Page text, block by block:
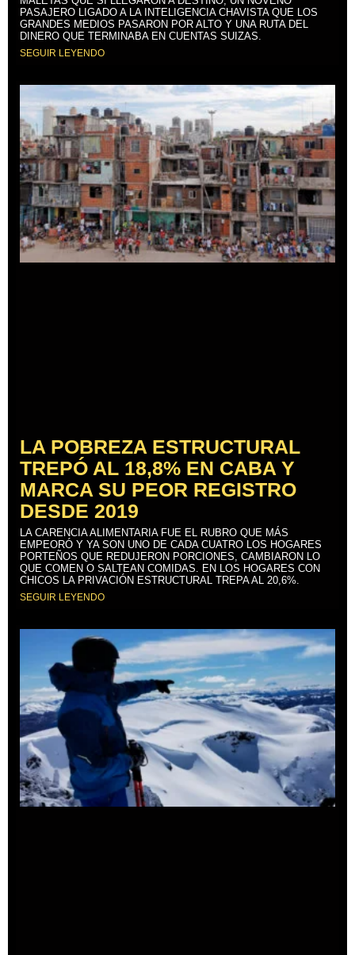
PASAJERO LIGADO A LA INTELIGENCIA CHAVISTA QUE LOS
GRANDES MEDIOS PASARON POR ALTO Y UNA RUTA DEL
DINERO QUE TERMINABA EN CUENTAS SUIZAS.
SEGUIR LEYENDO
LA POBREZA ESTRUCTURAL
TREPÓ AL 18,8% EN CABA Y
MARCA SU PEOR REGISTRO
DESDE 2019
LA CARENCIA ALIMENTARIA FUE EL RUBRO QUE MÁS
EMPEORÓ Y YA SON UNO DE CADA CUATRO LOS HOGARES
PORTEÑOS QUE REDUJERON PORCIONES, CAMBIARON LO
QUE COMEN O SALTEAN COMIDAS. EN LOS HOGARES CON
CHICOS LA PRIVACIÓN ESTRUCTURAL TREPA AL 20,6%.
SEGUIR LEYENDO